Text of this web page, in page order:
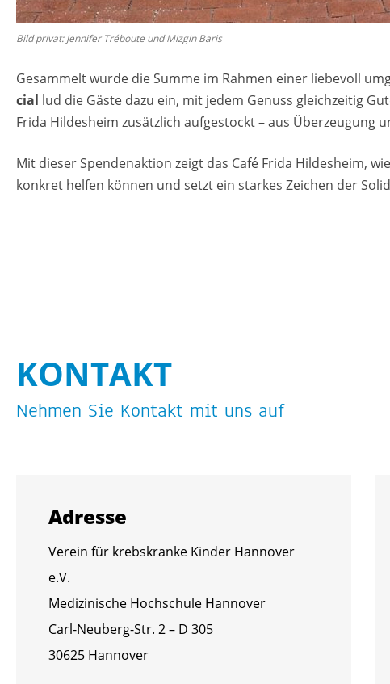
Bild pri­vat: Jen­ni­fer Tré­bou­te und Miz­gin Baris
Ge­sam­melt wurde die Summe im Rah­men einer lie­be­voll
cial lud die Gäste dazu ein, mit jedem Ge­nuss gleich­zei­tig
Frida Hil­des­heim zu­sätz­lich auf­ge­stockt – aus Über­zeu­gung
Mit die­ser Spen­den­ak­ti­on zeigt das Café Frida Hil­des­heim,
kon­kret hel­fen kön­nen und setzt ein star­kes Zei­chen der
KON­TAKT
Neh­men Sie Kon­takt mit uns auf
Adres­se
Ver­ein für krebs­kran­ke Kin­der Han­no­ver
e.V.
Me­di­zi­ni­sche Hoch­schu­le Han­no­ver
Carl-Neu­berg-Str. 2 – D 305
30625 Han­no­ver